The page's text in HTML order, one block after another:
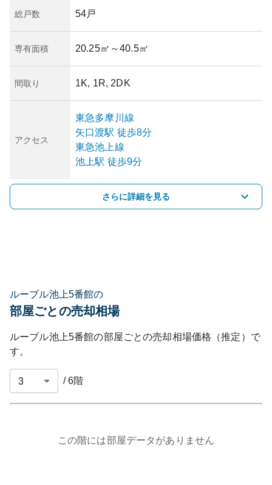
総戸数 54戸
専有面積 20.25㎡ ～40.5㎡
間取り 1K, 1R, 2DK
アクセス
東急多摩川線
矢口渡駅 徒歩8分
東急池上線
池上駅 徒歩9分
さらに詳細を見る
ルーブル池上5番館の
部屋ごとの売却相場
ルーブル池上5番館の部屋ごとの売却相場価格（推定）で
す。
/6階
この階には部屋データがありません